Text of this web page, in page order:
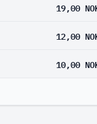
19,00
12,00
10,00